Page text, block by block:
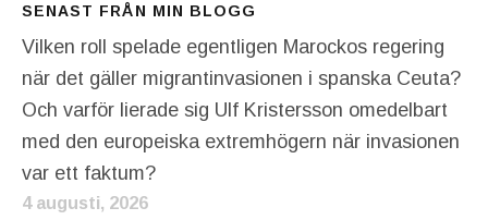
SENAST FRÅN MIN BLOGG
Vilken roll spelade egentligen Marockos regering
när det gäller migrantinvasionen i spanska Ceuta?
Och varför lierade sig Ulf Kristersson omedelbart
med den europeiska extremhögern när invasionen
var ett faktum?
4 augusti, 2026